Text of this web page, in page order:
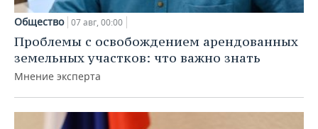
Общество 07 авг, 00:00
Проблемы с освобождением арендованных
земельных участков: что важно знать
Мнение эксперта